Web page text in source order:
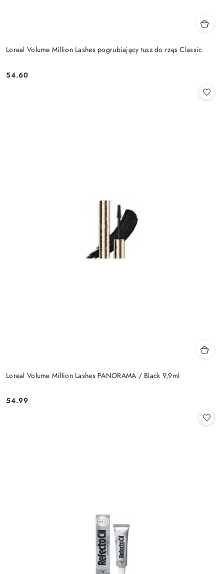
Loreal Volume Million Lashes pogrubiający tusz do rzęs Classic
Cena:
54.60
Loreal Volume Million Lashes PANORAMA / Black 9,9ml
Cena:
54.99